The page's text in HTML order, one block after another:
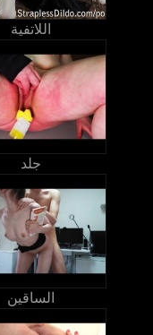
اللاتفية
جلد
الساقين